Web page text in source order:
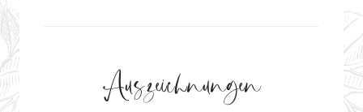
Auszeichnungen